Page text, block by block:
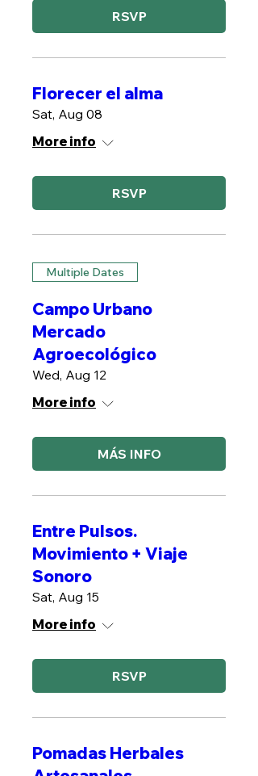
RSVP
Florecer el alma
Sat, Aug 08
More info
RSVP
Multiple Dates
Campo Urbano
Mercado
Agroecológico
Wed, Aug 12
More info
MÁS INFO
Entre Pulsos.
Movimiento + Viaje
Sonoro
Sat, Aug 15
More info
RSVP
Pomadas Herbales